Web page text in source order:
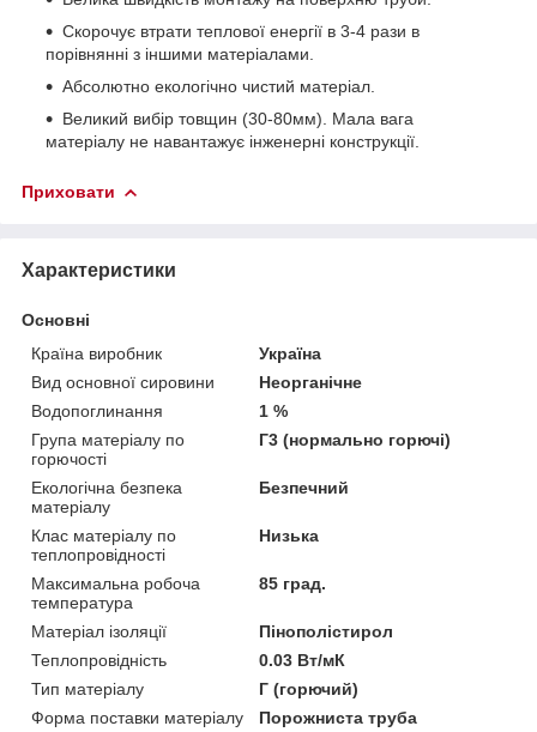
Скорочує втрати теплової енергії в 3-4 рази в
порівнянні з іншими матеріалами.
Абсолютно екологічно чистий матеріал.
Великий вибір товщин (30-80мм). Мала вага
матеріалу не навантажує інженерні конструкції.
Приховати
Характеристики
Основні
Країна виробник
Україна
Вид основної сировини
Неорганічне
Водопоглинання
1 %
Група матеріалу по
горючості
Г3 (нормально горючі)
Екологічна безпека
матеріалу
Безпечний
Клас матеріалу по
теплопровідності
Низька
Максимальна робоча
температура
85 град.
Матеріал ізоляції
Пінополістирол
Теплопровідність
0.03 Вт/мК
Тип матеріалу
Г (горючий)
Форма поставки матеріалу
Порожниста труба